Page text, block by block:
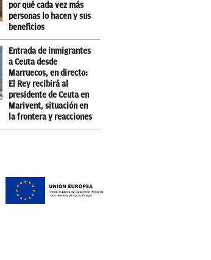
por qué cada vez más
personas lo hacen y sus
beneficios
Entrada de inmigrantes
a Ceuta desde
Marruecos, en directo:
El Rey recibirá al
presidente de Ceuta en
Marivent, situación en
la frontera y reacciones